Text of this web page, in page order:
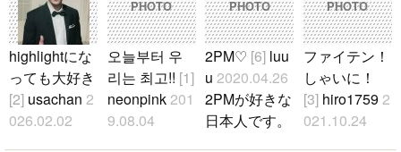
highlightにな
っても大好き
[2] usachan2
026.02.02
PHOTO
오늘부터 우
리는 최고!! [1]
neonpink201
9.08.04
PHOTO
2PM♡ [6] luu
u2020.04.26
2PMが好きな
日本人です。
PHOTO
ファイテン！
しゃいに！
[3]hiro17592
021.10.24